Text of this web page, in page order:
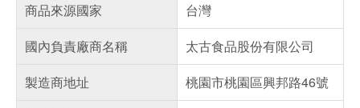
商品來源國家
台灣
國內負責廠商名稱
太古食品股份有限公司
製造商地址
桃園市桃園區興邦路46號